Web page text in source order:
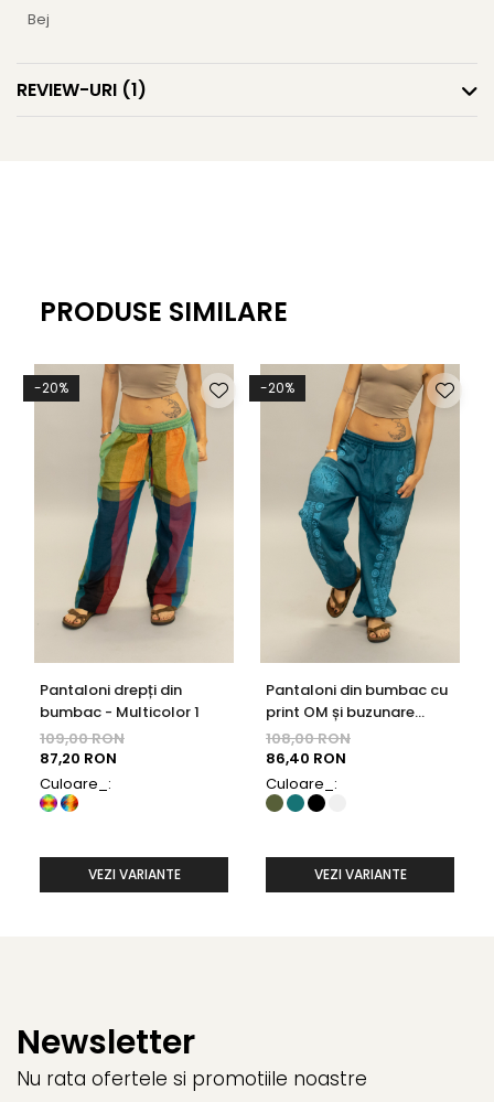
Bej
REVIEW-URI (1)
PRODUSE SIMILARE
-20%
Pantaloni drepți din
bumbac - Multicolor 1
109,00 RON
87,20 RON
Culoare_:
VEZI VARIANTE
-20%
Pantaloni din bumbac cu
print OM și buzunare
frontale - Teal
108,00 RON
86,40 RON
Culoare_:
VEZI VARIANTE
Newsletter
Nu rata ofertele si promotiile noastre